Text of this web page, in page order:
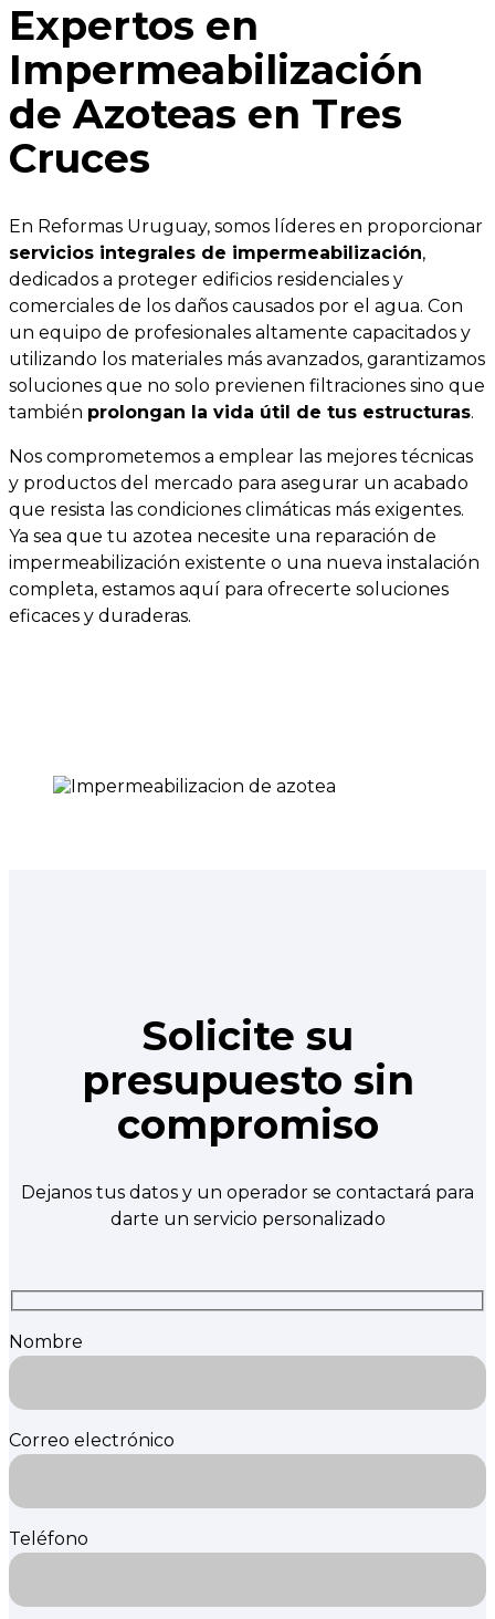
Expertos en
Impermeabilización
de Azoteas en Tres
Cruces
En Reformas Uruguay, somos líderes en proporcionar
servicios integrales de impermeabilización,
dedicados a proteger edificios residenciales y
comerciales de los daños causados por el agua. Con
un equipo de profesionales altamente capacitados y
utilizando los materiales más avanzados, garantizamos
soluciones que no solo previenen filtraciones sino que
también prolongan la vida útil de tus estructuras.
Nos comprometemos a emplear las mejores técnicas
y productos del mercado para asegurar un acabado
que resista las condiciones climáticas más exigentes.
Ya sea que tu azotea necesite una reparación de
impermeabilización existente o una nueva instalación
completa, estamos aquí para ofrecerte soluciones
eficaces y duraderas.
Solicite su
presupuesto sin
compromiso
Dejanos tus datos y un operador se contactará para
darte un servicio personalizado
Nombre
Correo electrónico
Teléfono